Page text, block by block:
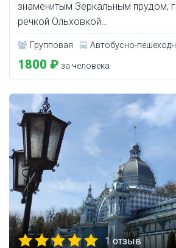
знаменитым Зеркальным прудом,
речкой Ольховкой…
Групповая Автобусно-
1800 ₽ за человека
1 отзыв